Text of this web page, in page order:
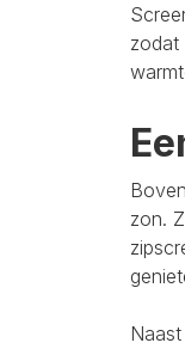
zodat
zon.